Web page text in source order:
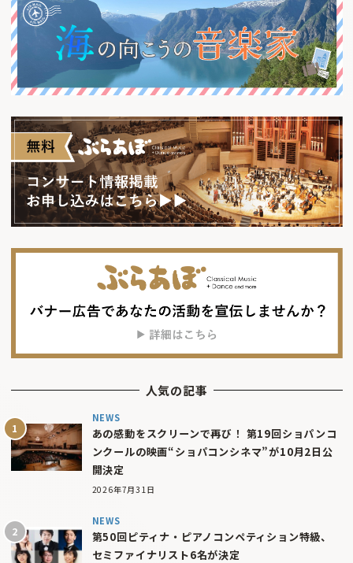
人気の記事
NEWS
あの感動をスクリーンで再び！ 第19回ショパンコ
ンクールの映画“ショパコンシネマ”が10月2日公
開決定
2026年7月31日
NEWS
第50回ピティナ・ピアノコンペティション特級、
セミファイナリスト6名が決定